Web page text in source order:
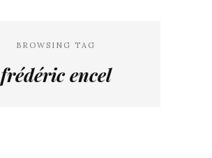
BROWSING TAG
frédéric encel